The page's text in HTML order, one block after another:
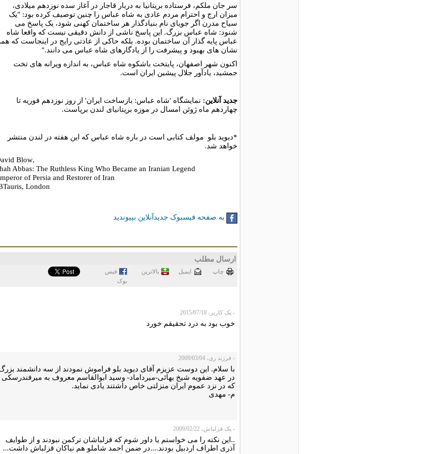
سر جان ملکم، فرستاده بریتانیا به دربار قاجار در آغاز سده نوزدهم میلادی،
میزان ارج و احترام مردم عادی به شاه عباس را چنین توصیف کرده بود: "یک
سیاح مدرن اگر جویای نام بنیادگذار هر ساختمان کهنی شود، یک پاسخ می
شنود: شاه عباس بزرگ. این پاسخ ناشی از دانش دقیقی نیست که واقعا شاه
عباس پایه گذار آن ساختمان بوده. بلکه حاکی از عادتی رایج در اینجاست که
نشان های بهبود و پیشرفت را از یادگارهای شاه عباس می دانند."
اکنون شهر اصفهان، پایتخت باشکوه شاه عباس، به اندازه ویرانه های تخت
جمشید، یادآور جلال پیشین ایران است.
جديد آنلاين: نمايشگاه 'شاه عباس: بازساخت ايران' از روز نوزدهم فوريه تا
چهاردهم ماه ژوئن امسال در موزه بريتانيای لندن برپاست.
*دیوید بلو مولف کتابی است در باره شاه عباس که این هفته در لندن منتشر
خواهد شد.
,David Blow
Abbas: The Ruthless King Who Became an Iranian Legend
of Persia and Restorer of Iran
London
به صفحه فیسبوک جدیدآنلاین بپیوندید
ارسال مطلب
چاپ ايميل بالاترین
فيس
بوک
- یک کاربر، 2015/07/18
خوب بود به درد تحقیقم خورد
- فرزند ری، 2009/03/04
با سلام. این دوست عزیزم آقای دیوید بلو فراموش نمودند از سه دانشمند
در عهد ضفویه شیخ بهائی-میرداماد- وسید ابوالقاسم معروف به میرفندرسکی
که در نزد عموم ایران منزلتی خاص داشتند یادی نماید.
م- مهدی
- یک قزلباش، 2009/02/22
..این نکته را می خواستم یا داور شوم که قزلباشان ترکمن نبودند و از طوایف
آذری اطراف اردبیل بودند....در ضمن احمد شاملو هم نیاکان قزلباش داشت...